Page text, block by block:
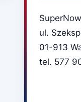
ul.
01-913
tel. 577